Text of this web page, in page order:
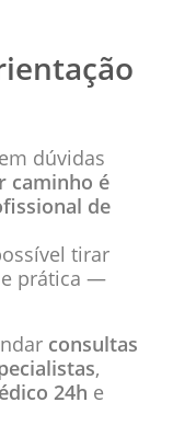
dúvidas
caminho é
de
tirar
e prática —
consultas
,
24h e